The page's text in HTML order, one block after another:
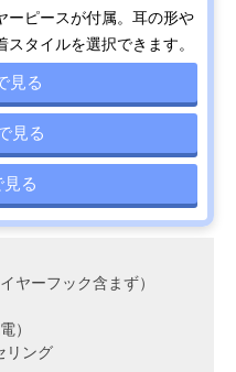
ーピースが付属。耳の形や
タイルを選択できます。
見る
見る
見る
ヤーフック含まず）
）
リング